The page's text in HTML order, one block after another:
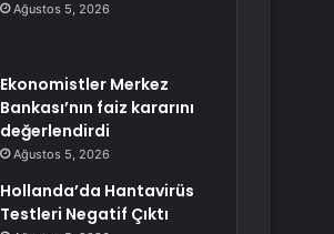
Ağustos 5, 2026
Ekonomistler Merkez
Bankası’nın faiz kararını
değerlendirdi
Ağustos 5, 2026
Hollanda’da Hantavirüs
Testleri Negatif Çıktı